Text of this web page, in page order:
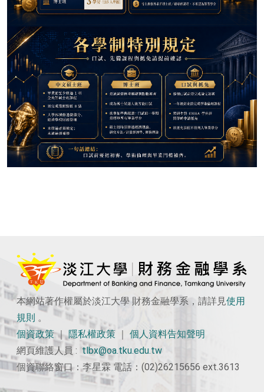
本網站著作權屬於淡江大學 財務金融學系，請詳見使用
規則 。
個資政策｜隱私權政策 ｜ 個人資料告知聲明
網頁維護人員 :tlbx@oa.tku.edu.tw
個資聯絡窗口：李星霖 電話：(02)26215656 ext.3613